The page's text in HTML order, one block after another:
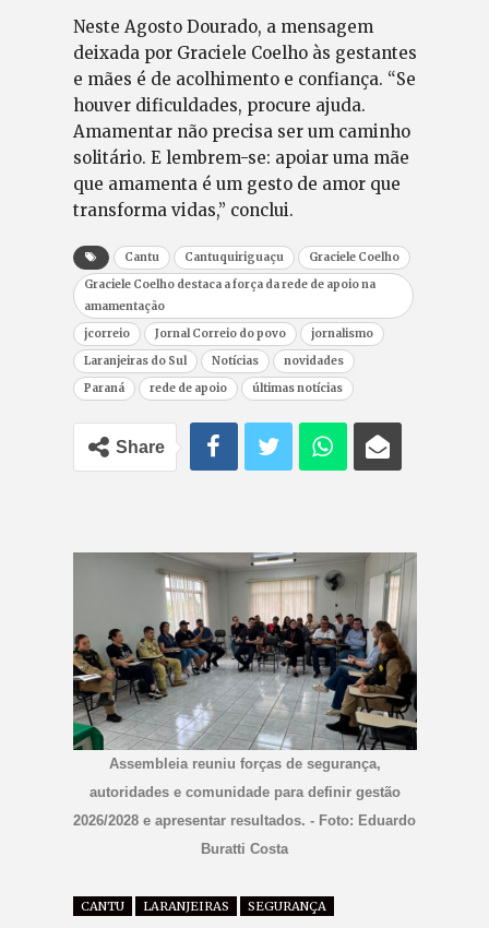
Neste Agosto Dourado, a mensagem
deixada por Graciele Coelho às gestantes
e mães é de acolhimento e confiança. “Se
houver dificuldades, procure ajuda.
Amamentar não precisa ser um caminho
solitário. E lembrem-se: apoiar uma mãe
que amamenta é um gesto de amor que
transforma vidas,” conclui.
Cantu Cantuquiriguaçu
Graciele Coelho
Graciele Coelho destaca a força da rede de apoio na
amamentação
jcorreio
Jornal Correio do povo
jornalismo
Laranjeiras do Sul
Notícias
novidades
Paraná
rede de apoio últimas notícias
Share
Assembleia reuniu forças de segurança,
autoridades e comunidade para definir gestão
2026/2028 e apresentar resultados. - Foto: Eduardo
Buratti Costa
CANTU LARANJEIRAS SEGURANÇA